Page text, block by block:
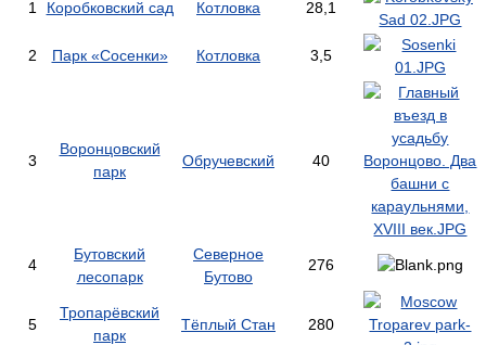
1 Коробковский сад Котловка 28,1
2 Парк «Сосенки» Котловка 3,5
3
Воронцовский
парк
Обручевский 40
4
Бутовский
лесопарк
Северное
Бутово
276
5
Тропарёвский
парк
Тёплый Стан 280